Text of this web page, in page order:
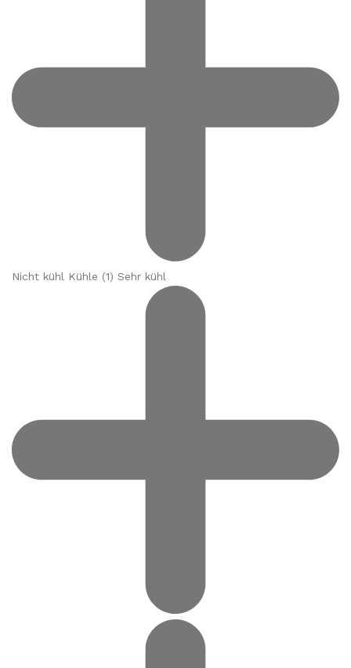
Nicht kühl Kühle (1) Sehr kühl